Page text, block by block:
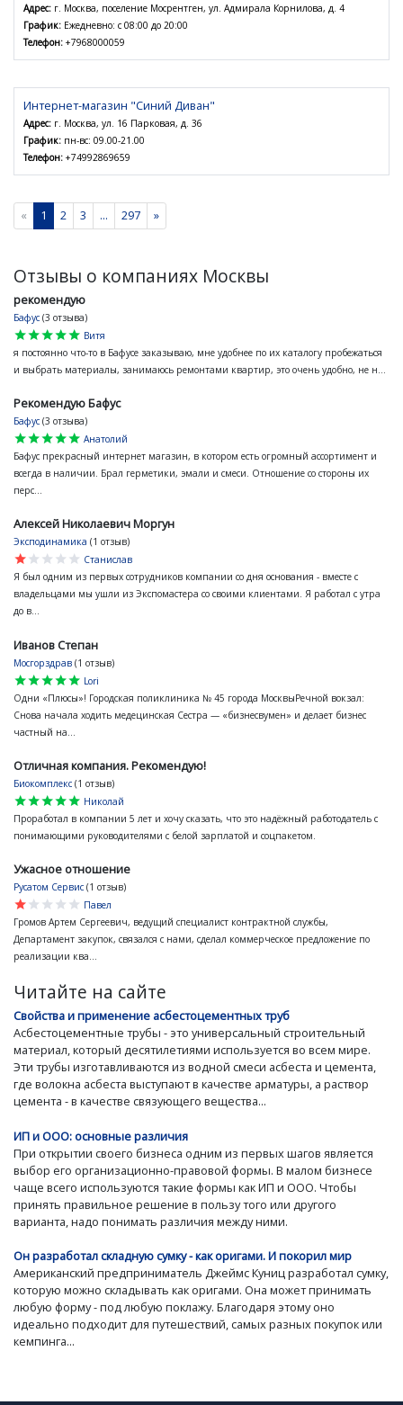
Адрес: г. Москва, поселение Мосрентген, ул. Адмирала Корнилова, д. 4
График: Ежедневно: с 08:00 до 20:00
Телефон: +7968000059
Интернет-магазин "Синий Диван"
Адрес: г. Москва, ул. 16 Парковая, д. 36
График: пн-вс: 09.00-21.00
Телефон: +74992869659
« 1 2 3 ... 297 »
Отзывы о компаниях Москвы
рекомендую
Бафус (3 отзыва)
star
star
star
star
star
Витя
я постоянно что-то в Бафусе заказываю, мне удобнее по их каталогу пробежаться
и выбрать материалы, занимаюсь ремонтами квартир, это очень удобно, не н...
Рекомендую Бафус
Бафус (3 отзыва)
star
star
star
star
star
Анатолий
Бафус прекрасный интернет магазин, в котором есть огромный ассортимент и
всегда в наличии. Брал герметики, эмали и смеси. Отношение со стороны их
перс...
Алексей Николаевич Моргун
Эксподинамика (1 отзыв)
star
star
star
star
star
Станислав
Я был одним из первых сотрудников компании со дня основания - вместе с
владельцами мы ушли из Экспомастера со своими клиентами. Я работал с утра
до в...
Иванов Степан
Мосгорздрав (1 отзыв)
star
star
star
star
star
Lori
Одни «Плюсы»! Городская поликлиника № 45 города МосквыРечной вокзал:
Снова начала ходить медецинская Сестра — «бизнесвумен» и делает бизнес
частный на...
Отличная компания. Рекомендую!
Биокомплекс (1 отзыв)
star
star
star
star
star
Николай
Проработал в компании 5 лет и хочу сказать, что это надёжный работодатель с
понимающими руководителями с белой зарплатой и соцпакетом.
Ужасное отношение
Русатом Сервис (1 отзыв)
star
star
star
star
star
Павел
Громов Артем Сергеевич, ведущий специалист контрактной службы,
Департамент закупок, связался с нами, сделал коммерческое предложение по
реализации ква...
Читайте на сайте
Свойства и применение асбестоцементных труб
Асбестоцементные трубы - это универсальный строительный
материал, который десятилетиями используется во всем мире.
Эти трубы изготавливаются из водной смеси асбеста и цемента,
где волокна асбеста выступают в качестве арматуры, а раствор
цемента - в качестве связующего вещества...
ИП и ООО: основные различия
При открытии своего бизнеса одним из первых шагов является
выбор его организационно-правовой формы. В малом бизнесе
чаще всего используются такие формы как ИП и ООО. Чтобы
принять правильное решение в пользу того или другого
варианта, надо понимать различия между ними.
Он разработал складную сумку - как оригами. И покорил мир
Американский предприниматель Джеймс Куниц разработал сумку,
которую можно складывать как оригами. Она может принимать
любую форму - под любую поклажу. Благодаря этому оно
идеально подходит для путешествий, самых разных покупок или
кемпинга...